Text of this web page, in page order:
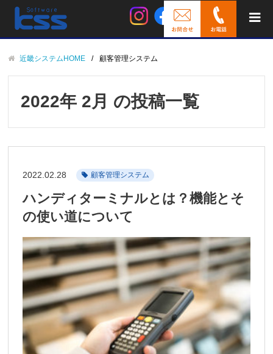
近畿システムHOME 顧客管理システム
2022年 2月 の投稿一覧
2022.02.28 顧客管理システム
ハンディターミナルとは？機能とそ
の使い道について